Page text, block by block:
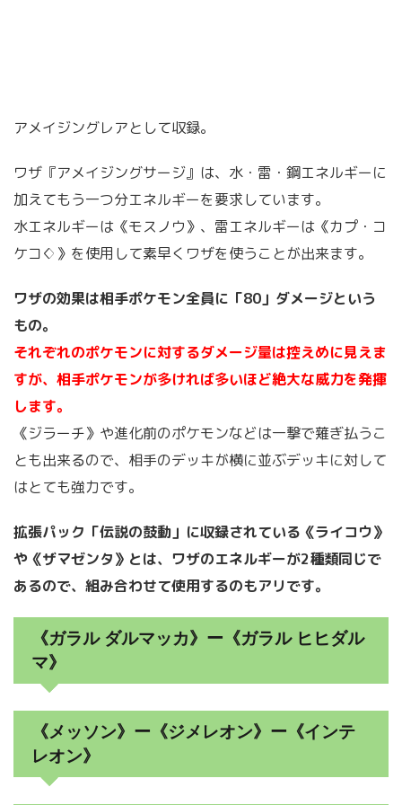
アメイジングレアとして収録。
ワザ『アメイジングサージ』は、水・雷・鋼エネルギーに
加えてもう一つ分エネルギーを要求しています。
水エネルギーは《モスノウ》、雷エネルギーは《カプ・コ
ケコ♢》を使用して素早くワザを使うことが出来ます。
ワザの効果は相手ポケモン全員に「80」ダメージという
もの。
それぞれのポケモンに対するダメージ量は控えめに見えま
すが、相手ポケモンが多ければ多いほど絶大な威力を発揮
します。
《ジラーチ》や進化前のポケモンなどは一撃で薙ぎ払うこ
とも出来るので、相手のデッキが横に並ぶデッキに対して
はとても強力です。
拡張パック「伝説の鼓動」に収録されている《ライコウ》
や《ザマゼンタ》とは、ワザのエネルギーが2種類同じで
あるので、組み合わせて使用するのもアリです。
《ガラル ダルマッカ》ー《ガラル ヒヒダル
マ》
《メッソン》ー《ジメレオン》ー《インテ
レオン》